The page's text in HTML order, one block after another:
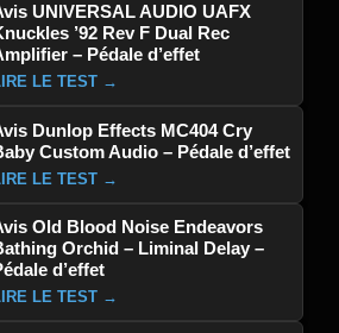
UNIVERSAL AUDIO UAFX
’92 Rev F Dual Rec
– Pédale d’effet
LE TEST →
Dunlop Effects MC404 Cry
Custom Audio – Pédale d’effet
LE TEST →
Old Blood Noise Endeavors
Orchid – Liminal Delay –
d’effet
LE TEST →